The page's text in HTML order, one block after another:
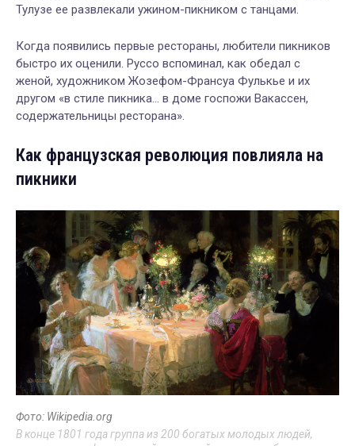
Тулузе ее развлекали ужином-пикником с танцами.
Когда появились первые рестораны, любители пикников
быстро их оценили. Руссо вспоминал, как обедал с
женой, художником Жозефом-Франсуа Фулькье и их
другом «в стиле пикника… в доме госпожи Вакассен,
содержательницы ресторана».
Как французская революция повлияла на
пикники
Фото: Wikipedia.org
В конце 1801 года группа из 200 богатых молодых людей,